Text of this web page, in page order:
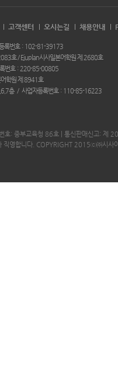
고객센터 오시는길 채용안내
록번호
102-81-39173
호 / Ejuplan시사일본어학원 제 2680호
번호
220-85-00805
학원 제 8941호
층 사업자등록번호
110-85-16223
호: 중부교육청 86호 | 통신판매신고: 제
영합니다. COPYRIGHT 2015ⓒ㈜시사